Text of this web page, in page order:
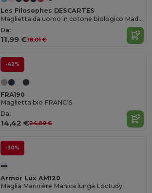
Les Filosophes DESCARTES
Maglietta da uomo in cotone biologico Made in France
Da:
11,99 €18,01 €
-42%
FRA190
Maglietta bio FRANCIS
Da:
14,42 €24,80 €
-30%
Armor Lux AM120
Maglia Marinière Manica lunga Loctudy